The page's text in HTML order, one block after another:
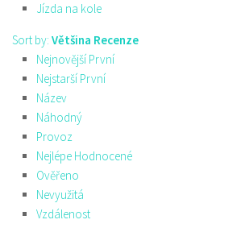
Jízda na kole
Sort by: Většina Recenze
Nejnovější První
Nejstarší První
Název
Náhodný
Provoz
Nejlépe Hodnocené
Ověřeno
Nevyužitá
Vzdálenost